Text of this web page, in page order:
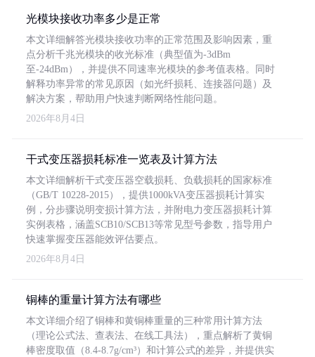
光模块接收功率多少是正常
本文详细解答光模块接收功率的正常范围及影响因素，重
点分析千兆光模块的收光标准（典型值为-3dBm
至-24dBm），并提供不同速率光模块的参考值表格。同时
解释功率异常的常见原因（如光纤损耗、连接器问题）及
解决方案，帮助用户快速判断网络性能问题。
2026年8月4日
干式变压器损耗标准一览表及计算方法
本文详细解析干式变压器空载损耗、负载损耗的国家标准
（GB/T 10228-2015），提供1000kVA变压器损耗计算实
例，分步骤说明变损计算方法，并附电力变压器损耗计算
实例表格，涵盖SCB10/SCB13等常见型号参数，指导用户
快速掌握变压器能效评估要点。
2026年8月4日
铜棒的重量计算方法有哪些
本文详细介绍了铜棒和黄铜棒重量的三种常用计算方法
（理论公式法、查表法、在线工具法），重点解析了黄铜
棒密度取值（8.4-8.7g/cm³）和计算公式的差异，并提供实